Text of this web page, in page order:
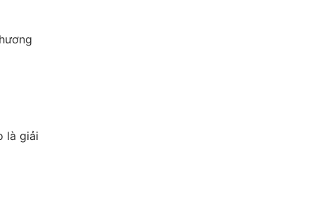
là giải